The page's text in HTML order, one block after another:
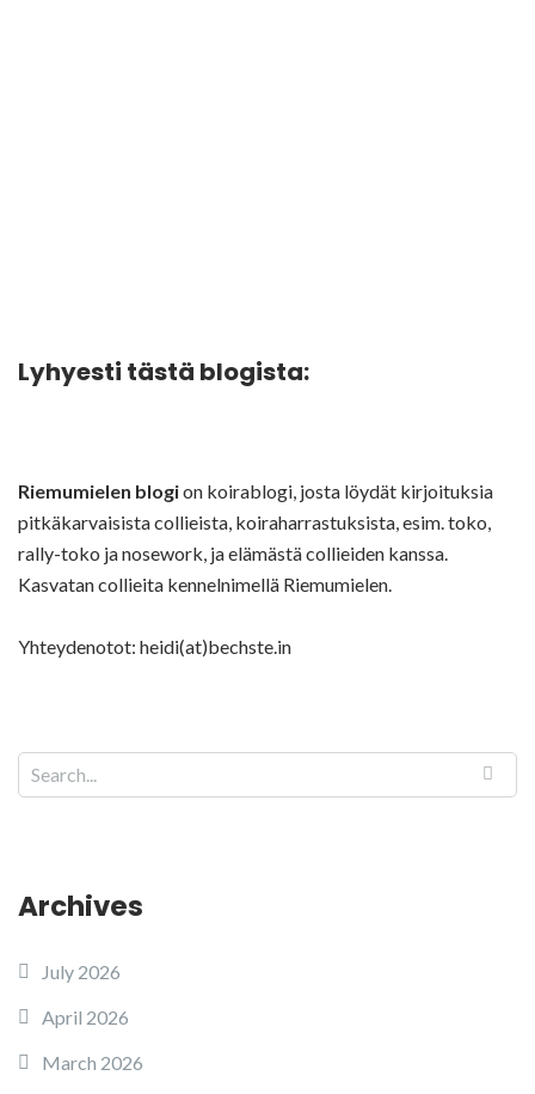
Lyhyesti tästä blogista:
Riemumielen blogion koirablogi, josta löydät kirjoituksia
pitkäkarvaisista collieista, koiraharrastuksista, esim. toko,
rally-toko ja nosework, ja elämästä collieiden kanssa.
Kasvatan collieita kennelnimellä Riemumielen.
Yhteydenotot: heidi(at)bechste.in
Archives
July 2026
April 2026
March 2026